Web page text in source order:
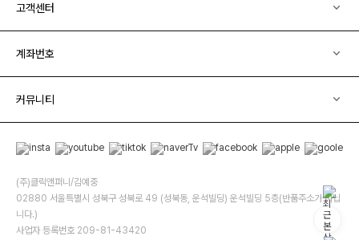
고객센터
계좌번호
커뮤니티
(주)클릭앤퍼니/김예중
02880 서울특별시 성북구 성북로 49 (성북동, 운석빌딩) 운석빌딩 5층(반품주소가 아닙
니다.)
사업자 등록번호 209-81-43420